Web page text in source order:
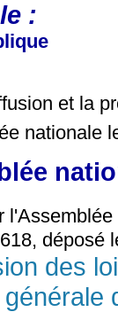
:
et la
nationale
déposé
des